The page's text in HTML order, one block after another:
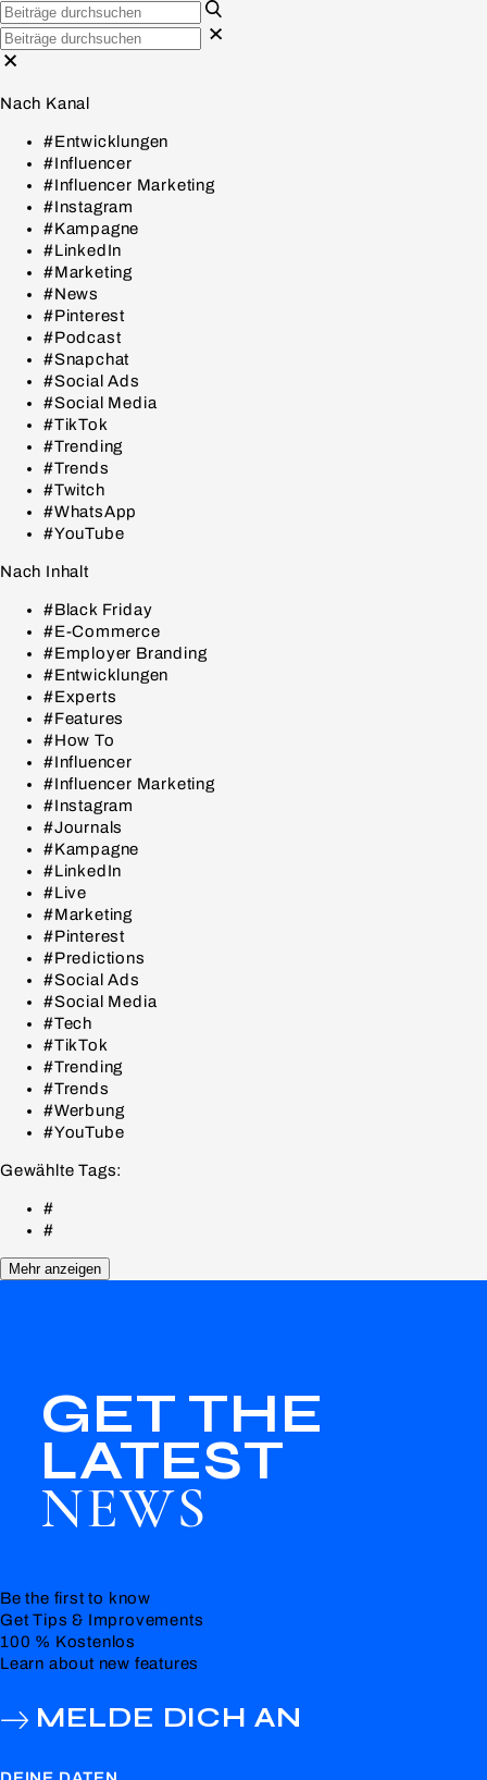
Nach Kanal
#Entwicklungen
#Influencer
#Influencer Marketing
#Instagram
#Kampagne
#LinkedIn
#Marketing
#News
#Pinterest
#Podcast
#Snapchat
#Social Ads
#Social Media
#TikTok
#Trending
#Trends
#Twitch
#WhatsApp
#YouTube
Nach Inhalt
#Black Friday
#E-Commerce
#Employer Branding
#Entwicklungen
#Experts
#Features
#How To
#Influencer
#Influencer Marketing
#Instagram
#Journals
#Kampagne
#LinkedIn
#Live
#Marketing
#Pinterest
#Predictions
#Social Ads
#Social Media
#Tech
#TikTok
#Trending
#Trends
#Werbung
#YouTube
Gewählte Tags:
#
#
Mehr anzeigen
GET THE
LATEST
NEWS
Be the first to know
Get Tips & Improvements
100 % Kostenlos
Learn about new features
MELDE DICH AN